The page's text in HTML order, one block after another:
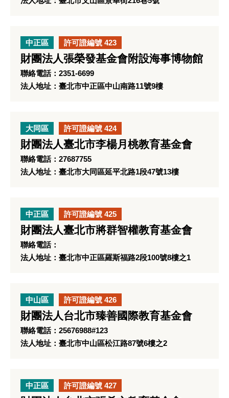
中正區 許可證編號 423
財團法人張榮發基金會附設海事博物館
聯絡電話：2351-6699
法人地址：臺北市中正區中山南路11號9樓
大同區 許可證編號 424
財團法人臺北市李楊月桃教育基金會
聯絡電話：27687755
法人地址：臺北市大同區延平北路1段47號13樓
中正區 許可證編號 425
財團法人臺北市將群智權教育基金會
聯絡電話：
法人地址：臺北市中正區羅斯福路2段100號8樓之1
中山區 許可證編號 426
財團法人台北市臻善國際教育基金會
聯絡電話：25676988#123
法人地址：臺北市中山區松江路87號6樓之2
中正區 許可證編號 427